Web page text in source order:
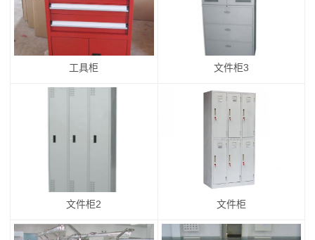
工具柜 文件柜3
文件柜2 文件柜